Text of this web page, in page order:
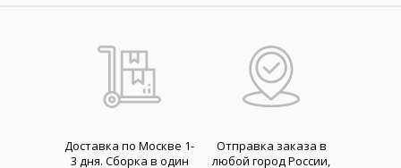
Доставка по Москве 1-
3 дня. Cборка в один
Отправка заказа в
любой город России,